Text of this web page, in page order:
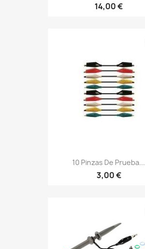
14,00 €
10 Pinzas De Prueba...
3,00 €